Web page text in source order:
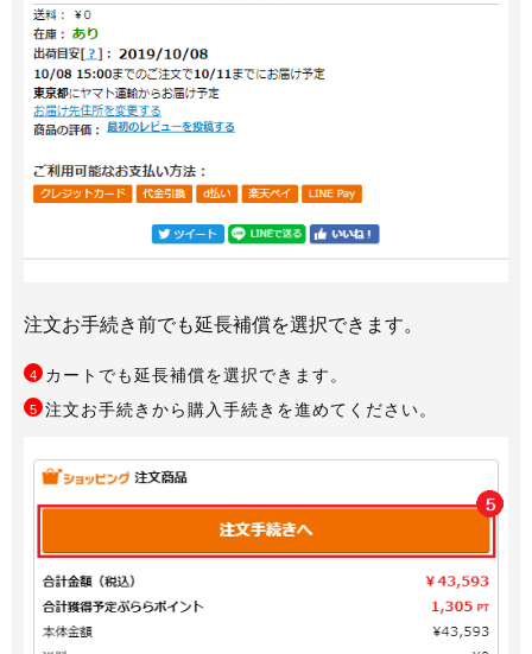
注文お手続き前でも延長補償を選択できます。
4 カートでも延長補償を選択できます。
5 注文お手続きから購入手続きを進めてください。